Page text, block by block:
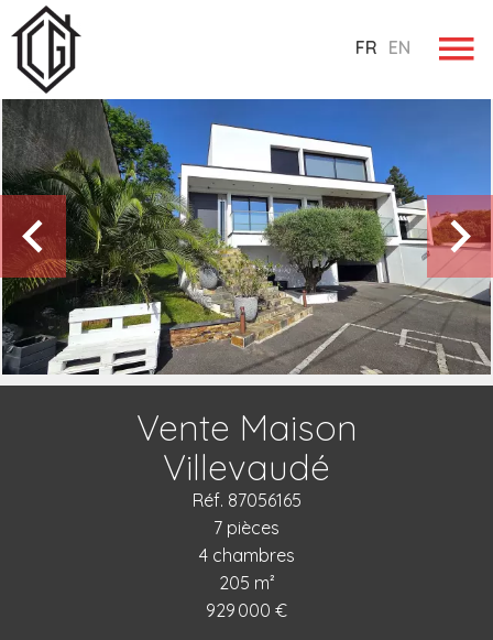
FR EN
Vente Maison
Villevaudé
Réf. 87056165
7 pièces
4 chambres
205 m²
929 000 €